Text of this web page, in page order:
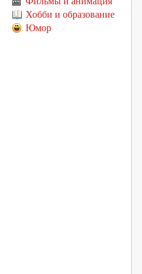
Хобби и образование
Юмор